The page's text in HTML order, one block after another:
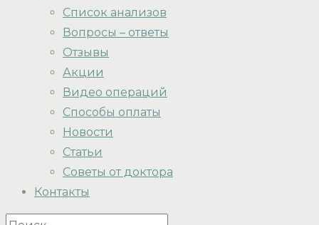
Список анализов
Вопросы – ответы
Отзывы
Акции
Видео операций
Способы оплаты
Новости
Статьи
Советы от доктора
Контакты